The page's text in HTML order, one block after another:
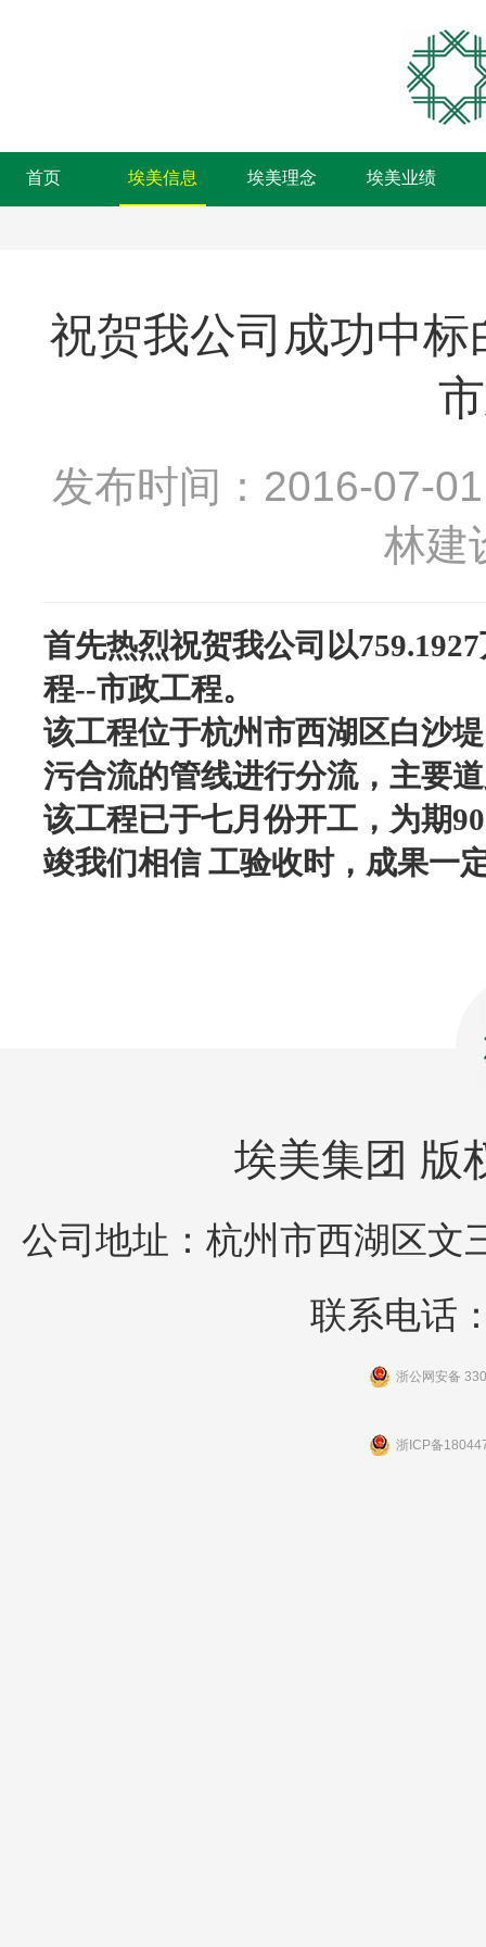
首页 埃美信息 埃美理念 埃美业绩
祝贺我公司成功中
发布时间：2016-07-
林建
首先热烈祝贺我公司以
程--市政工程。
该工程位于杭州市西湖区白沙
污合流的管线进行分流，主要
该工程已于七月份开工，为期
竣我们相信工验收时，成果一
埃美集团 版
公司地址：杭州市西湖区文
联系电话
浙公网安备
浙ICP备